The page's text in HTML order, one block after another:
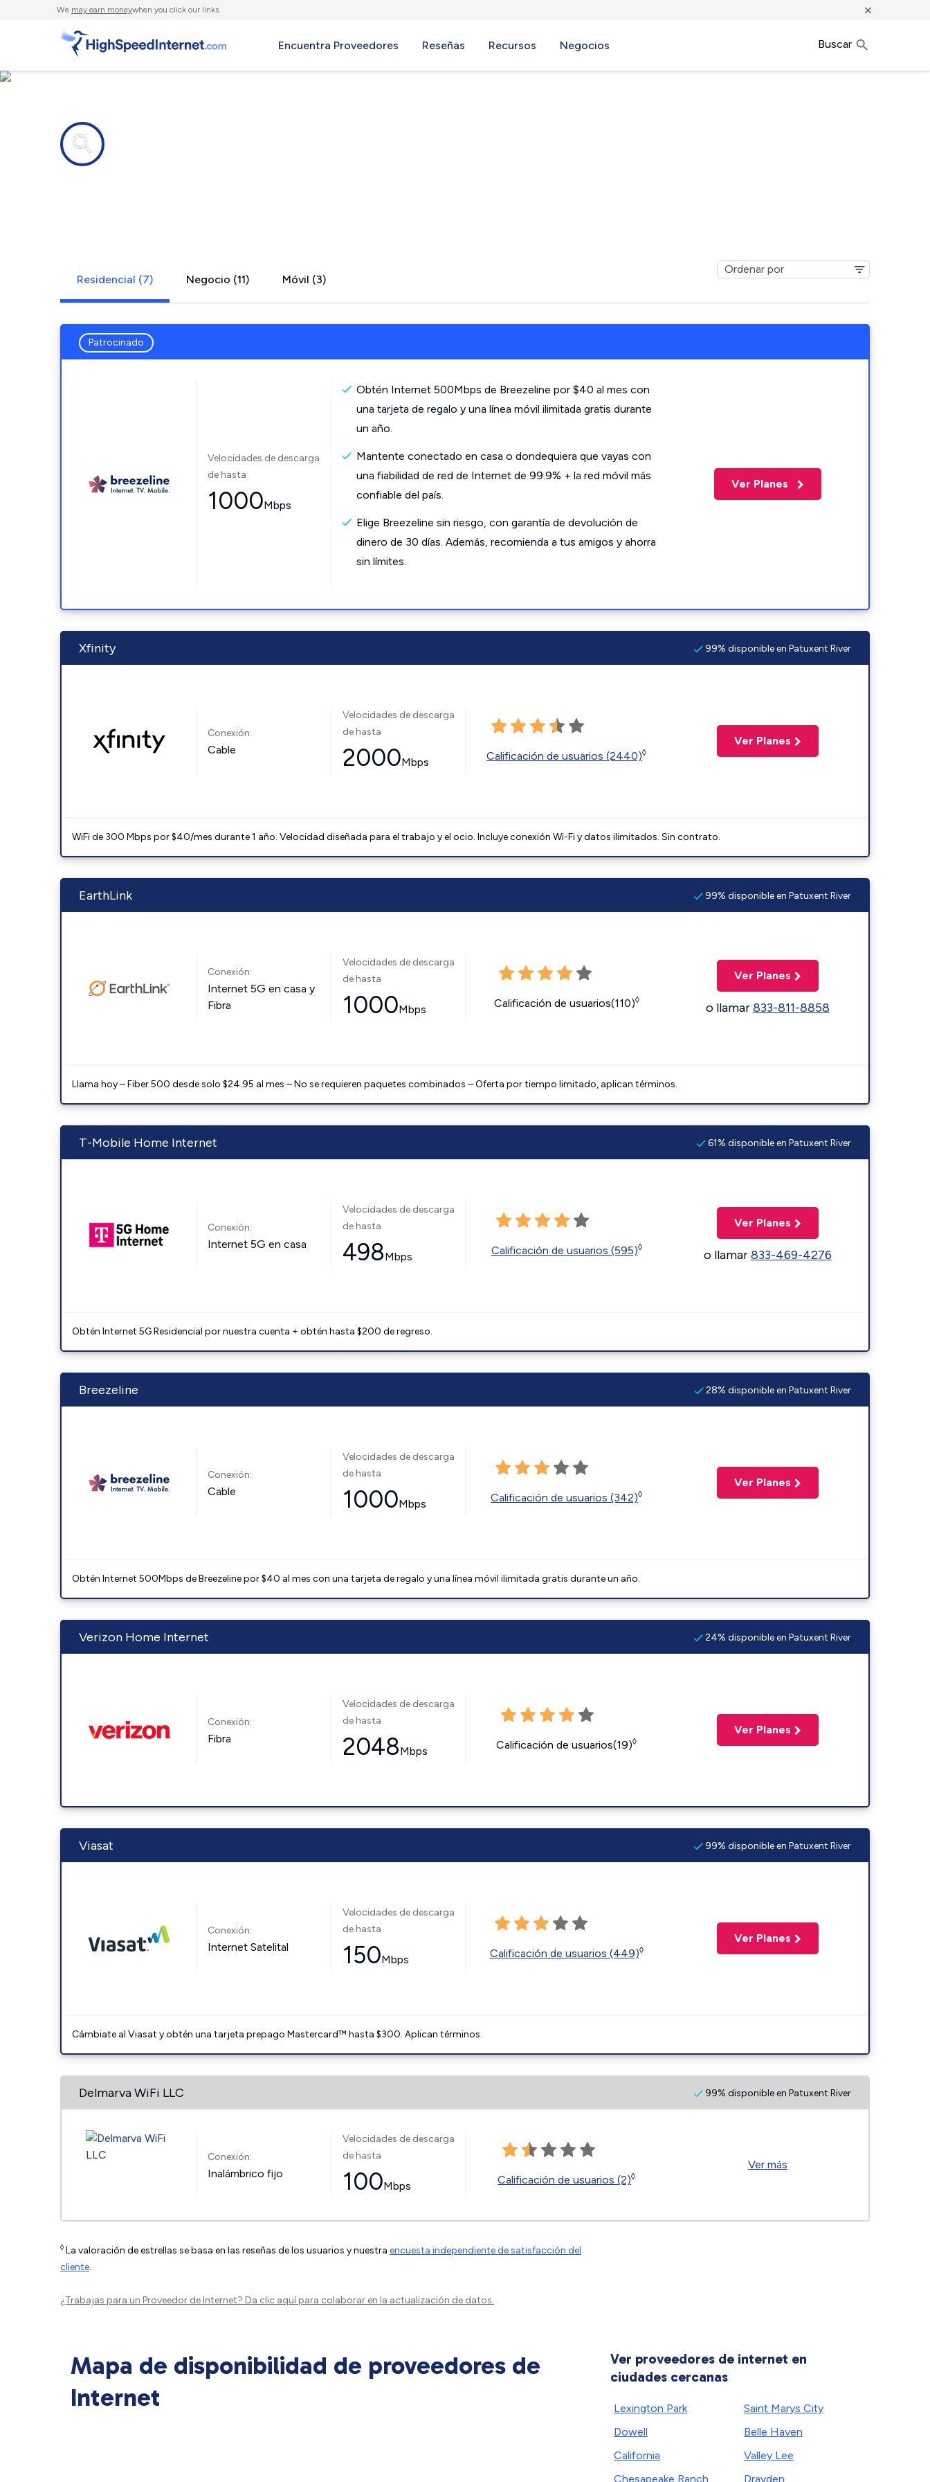
We may earn moneywhen you click our links. ×
Encuentra Proveedores Reseñas Recursos Negocios Buscar
Residencial (7) Negocio (11) Móvil (3)
Patrocinado
Velocidades de descarga
de hasta
1000Mbps
Obtén Internet 500Mbps de Breezeline por $40 al mes con
una tarjeta de regalo y una línea móvil ilimitada gratis durante
un año.
Mantente conectado en casa o dondequiera que vayas con
una fiabilidad de red de Internet de 99.9% + la red móvil más
confiable del país.
Elige Breezeline sin riesgo, con garantía de devolución de
dinero de 30 días. Además, recomienda a tus amigos y ahorra
sin límites.
Ver Planes
Xfinity 99% disponible en Patuxent River
Conexión:
Cable
Velocidades de descarga
de hasta
2000Mbps Calificación de usuarios (2440)◊
Ver Planes
WiFi de 300 Mbps por $40/mes durante 1 año. Velocidad diseñada para el trabajo y el ocio. Incluye conexión Wi-Fi y datos ilimitados. Sin contrato.
EarthLink 99% disponible en Patuxent River
Conexión:
Internet 5G en casa y
Fibra
Velocidades de descarga
de hasta
1000Mbps Calificación de usuarios(110)◊
Ver Planes
o llamar833-811-8858
Llama hoy – Fiber 500 desde solo $24.95 al mes – No se requieren paquetes combinados – Oferta por tiempo limitado, aplican términos.
T-Mobile Home Internet 61% disponible en Patuxent River
Conexión:
Internet 5G en casa
Velocidades de descarga
de hasta
498Mbps Calificación de usuarios (595)◊
Ver Planes
o llamar833-469-4276
Obtén Internet 5G Residencial por nuestra cuenta + obtén hasta $200 de regreso.
Breezeline 28% disponible en Patuxent River
Conexión:
Cable
Velocidades de descarga
de hasta
1000Mbps Calificación de usuarios (342)◊
Ver Planes
Obtén Internet 500Mbps de Breezeline por $40 al mes con una tarjeta de regalo y una línea móvil ilimitada gratis durante un año.
Verizon Home Internet 24% disponible en Patuxent River
Conexión:
Fibra
Velocidades de descarga
de hasta
2048Mbps Calificación de usuarios(19)◊
Ver Planes
Viasat 99% disponible en Patuxent River
Conexión:
Internet Satelital
Velocidades de descarga
de hasta
150Mbps Calificación de usuarios (449)◊
Ver Planes
Cámbiate al Viasat y obtén una tarjeta prepago Mastercard™ hasta $300. Aplican términos.
Delmarva WiFi LLC 99% disponible en Patuxent River
Conexión:
Inalámbrico fijo
Velocidades de descarga
de hasta
100Mbps Calificación de usuarios (2)◊
Ver más
◊ La valoración de estrellas se basa en las reseñas de los usuarios y nuestra encuesta independiente de satisfacción del
cliente.
¿Trabajas para un Proveedor de Internet? Da clic aquípara colaborar en la actualización de datos.
Mapa de disponibilidad de proveedores de
Internet
Ver proveedores de internet en
ciudades cercanas
Lexington Park
Dowell
California
Chesapeake Ranch
Saint Marys City
Belle Haven
Valley Lee
Drayden